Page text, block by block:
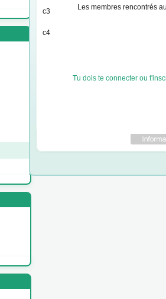
c3 Les membres rencontrés
c4
Tu dois te connecter ou